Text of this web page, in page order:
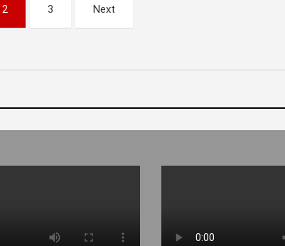
2 3 Next